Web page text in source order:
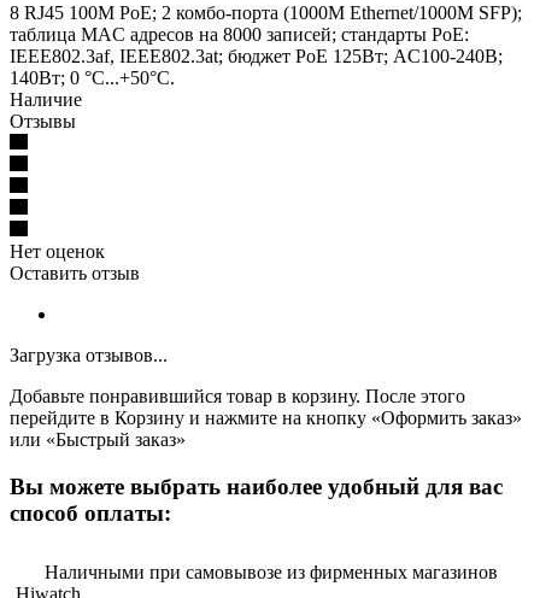
8 RJ45 100M PoE; 2 комбо-порта (1000М Ethernet/1000M SFP);
таблица MAC адресов на 8000 записей; стандарты PoE:
IEEE802.3af, IEEE802.3at; бюджет PoE 125Вт; AC100-240В;
140Вт; 0 °C...+50°C.
Наличие
Отзывы
Нет оценок
Оставить отзыв
Загрузка отзывов...
Добавьте понравившийся товар в корзину. После этого
перейдите в Корзину и нажмите на кнопку «Оформить заказ»
или «Быстрый заказ»
Вы можете выбрать наиболее удобный для вас
способ оплаты:
Наличными при самовывозе из фирменных магазинов